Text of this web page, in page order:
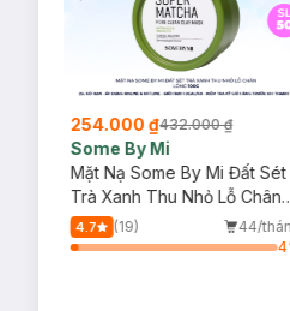
254.000 ₫432.000 ₫
Some By Mi
Mặt Nạ Some By Mi Đất Sét
Trà Xanh Thu Nhỏ Lỗ Chân
Lông 100g
4.7 (19)
44/
4